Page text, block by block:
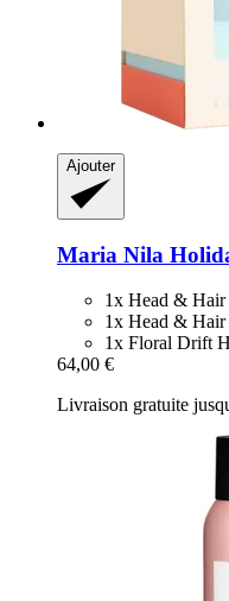
Ajouter
Maria Nila
1x Head & Hair
1x Head & Hair
1x Floral Drift
64,00 €
Livraison gratuite